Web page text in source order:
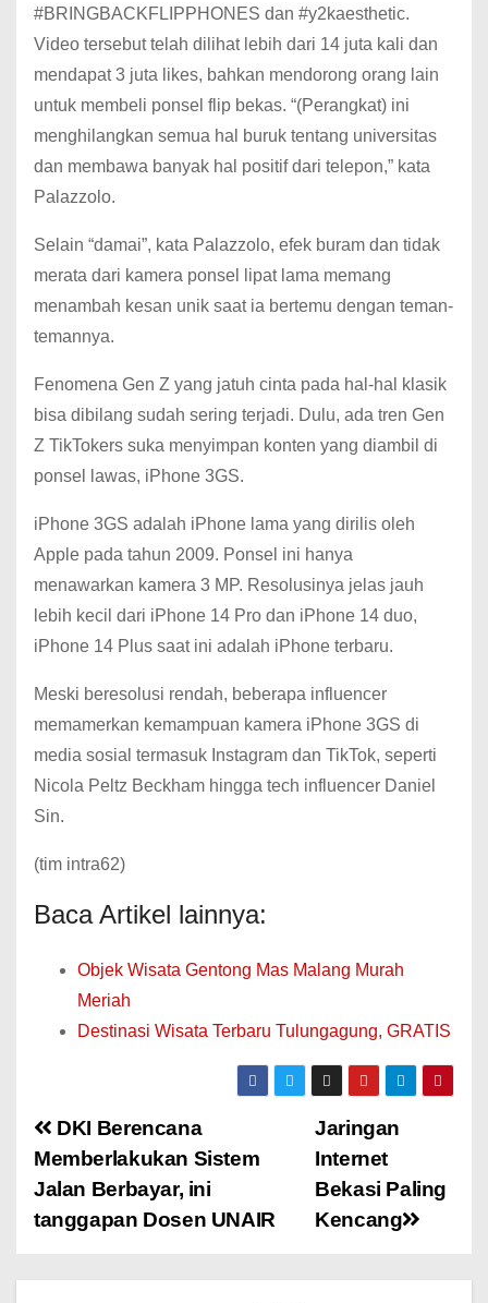
#BRINGBACKFLIPPHONES dan #y2kaesthetic.
Video tersebut telah dilihat lebih dari 14 juta kali dan
mendapat 3 juta likes, bahkan mendorong orang lain
untuk membeli ponsel flip bekas. “(Perangkat) ini
menghilangkan semua hal buruk tentang universitas
dan membawa banyak hal positif dari telepon,” kata
Palazzolo.
Selain “damai”, kata Palazzolo, efek buram dan tidak
merata dari kamera ponsel lipat lama memang
menambah kesan unik saat ia bertemu dengan teman-
temannya.
Fenomena Gen Z yang jatuh cinta pada hal-hal klasik
bisa dibilang sudah sering terjadi. Dulu, ada tren Gen
Z TikTokers suka menyimpan konten yang diambil di
ponsel lawas, iPhone 3GS.
iPhone 3GS adalah iPhone lama yang dirilis oleh
Apple pada tahun 2009. Ponsel ini hanya
menawarkan kamera 3 MP. Resolusinya jelas jauh
lebih kecil dari iPhone 14 Pro dan iPhone 14 duo,
iPhone 14 Plus saat ini adalah iPhone terbaru.
Meski beresolusi rendah, beberapa influencer
memamerkan kemampuan kamera iPhone 3GS di
media sosial termasuk Instagram dan TikTok, seperti
Nicola Peltz Beckham hingga tech influencer Daniel
Sin.
(tim intra62)
Baca Artikel lainnya:
Objek Wisata Gentong Mas Malang Murah
Meriah
Destinasi Wisata Terbaru Tulungagung, GRATIS
Jaringan
Internet
Bekasi Paling
Kencang
DKI Berencana
Memberlakukan Sistem
Jalan Berbayar, ini
tanggapan Dosen UNAIR